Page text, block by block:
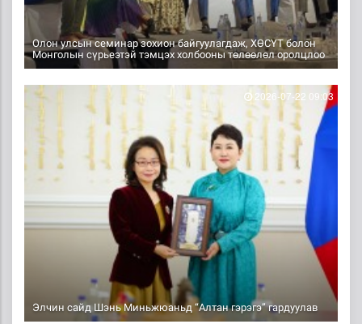
Олон улсын семинар зохион байгуулагдаж, ХӨСҮТ болон
Монголын сүрьеэтэй тэмцэх холбооны төлөөлөл оролцлоо
Элчин сайд Шэнь Миньжюаньд “Алтан гэрэгэ” гардуулав
2026-07-22 09:03